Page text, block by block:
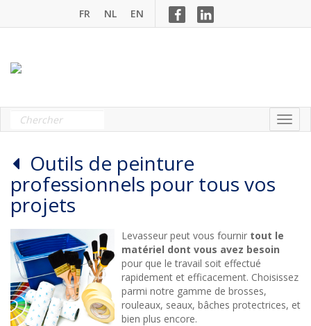
FR NL EN
Outils de peinture
professionnels pour tous vos
projets
Levasseur peut vous fournir tout le
matériel dont vous avez besoin
pour que le travail soit effectué
rapidement et efficacement. Choisissez
parmi notre gamme de brosses,
rouleaux, seaux, bâches protectrices, et
bien plus encore.